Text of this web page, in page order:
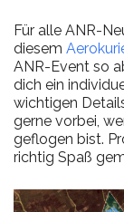
Für alle ANR-
diesem
ANR-Event so
dich ein
wichtigen
gerne vorbei,
geflogen bist.
richtig Spaß